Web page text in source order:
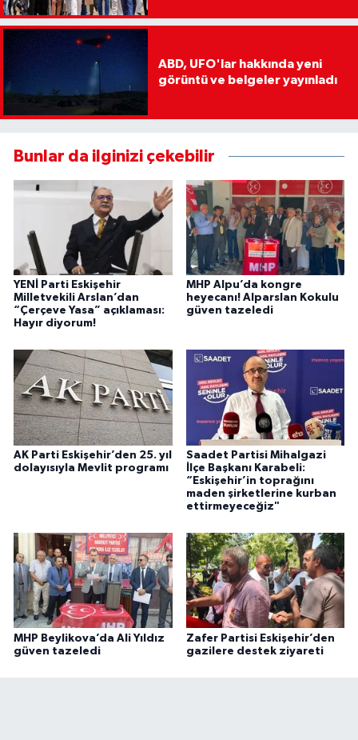
ABD, UFO'lar hakkında yeni
görüntü ve belgeler yayınladı
Bunlar da ilginizi çekebilir
YENİ Parti Eskişehir
Milletvekili Arslan’dan
“Çerçeve Yasa” açıklaması:
Hayır diyorum!
MHP Alpu’da kongre
heyecanı! Alparslan Kokulu
güven tazeledi
AK Parti Eskişehir’den 25. yıl
dolayısıyla Mevlit programı
Saadet Partisi Mihalgazi
İlçe Başkanı Karabeli:
“Eskişehir’in toprağını
maden şirketlerine kurban
ettirmeyeceğiz"
MHP Beylikova’da Ali Yıldız
güven tazeledi
Zafer Partisi Eskişehir’den
gazilere destek ziyareti